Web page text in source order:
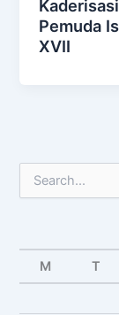
Pemuda
XVII
e
c
f
M T